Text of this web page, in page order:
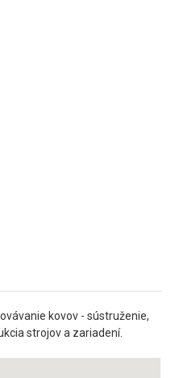
kovov - sústruženie,
strojov a zariadení.